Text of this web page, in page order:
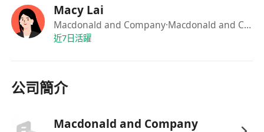
Macy Lai
Macdonald and Company·Macdonald and Company
近7日活躍
公司簡介
Macdonald and Company